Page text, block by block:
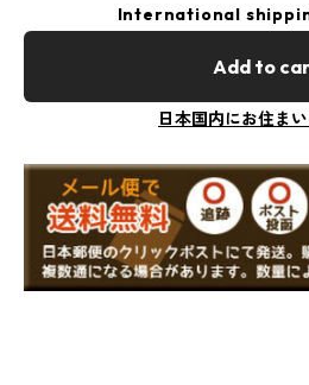
International
Add to
日本国内にお住ま